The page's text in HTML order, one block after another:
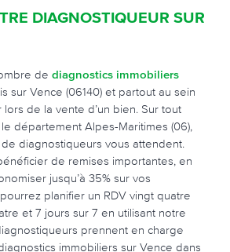
DIAGNOSTIQUEUR SUR
de diagnostics immobiliers
sur Vence (06140) et partout au sein
de la vente d’un bien. Sur tout
département Alpes-Maritimes (06),
diagnostiqueurs vous attendent.
de remises importantes, en
jusqu’à 35% sur vos
planifier un RDV vingt quatre
et 7 jours sur 7 en utilisant notre
prennent en charge
immobiliers sur Vence dans